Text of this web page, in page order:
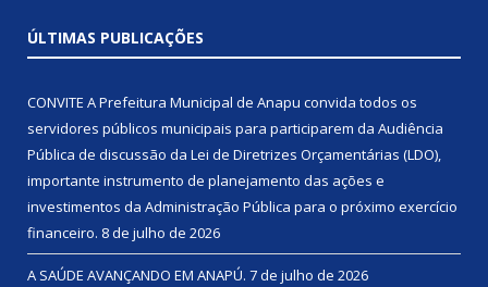
ÚLTIMAS PUBLICAÇÕES
CONVITE A Prefeitura Municipal de Anapu convida todos os
servidores públicos municipais para participarem da Audiência
Pública de discussão da Lei de Diretrizes Orçamentárias (LDO),
importante instrumento de planejamento das ações e
investimentos da Administração Pública para o próximo exercício
financeiro. 8 de julho de 2026
A SAÚDE AVANÇANDO EM ANAPÚ. 7 de julho de 2026